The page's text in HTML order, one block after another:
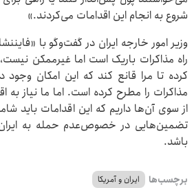
شروع به انجام این اقدامات می‌کردند.»
وزیر امور خارجه ایران در گفت‌وگو با
راه مذاکرات باریک است اما غیرممکن
کرده تا مرا قانع کند که این امکان وجود
مذاکرات را مطرح کرده است. اما ما نیاز به
از سوی آن‌ها داریم که این اقدامات باید
تضمین‌هایی در خصوص‌عدم حمله به
باشد.
برچسب‌ها ایران و آمریکا